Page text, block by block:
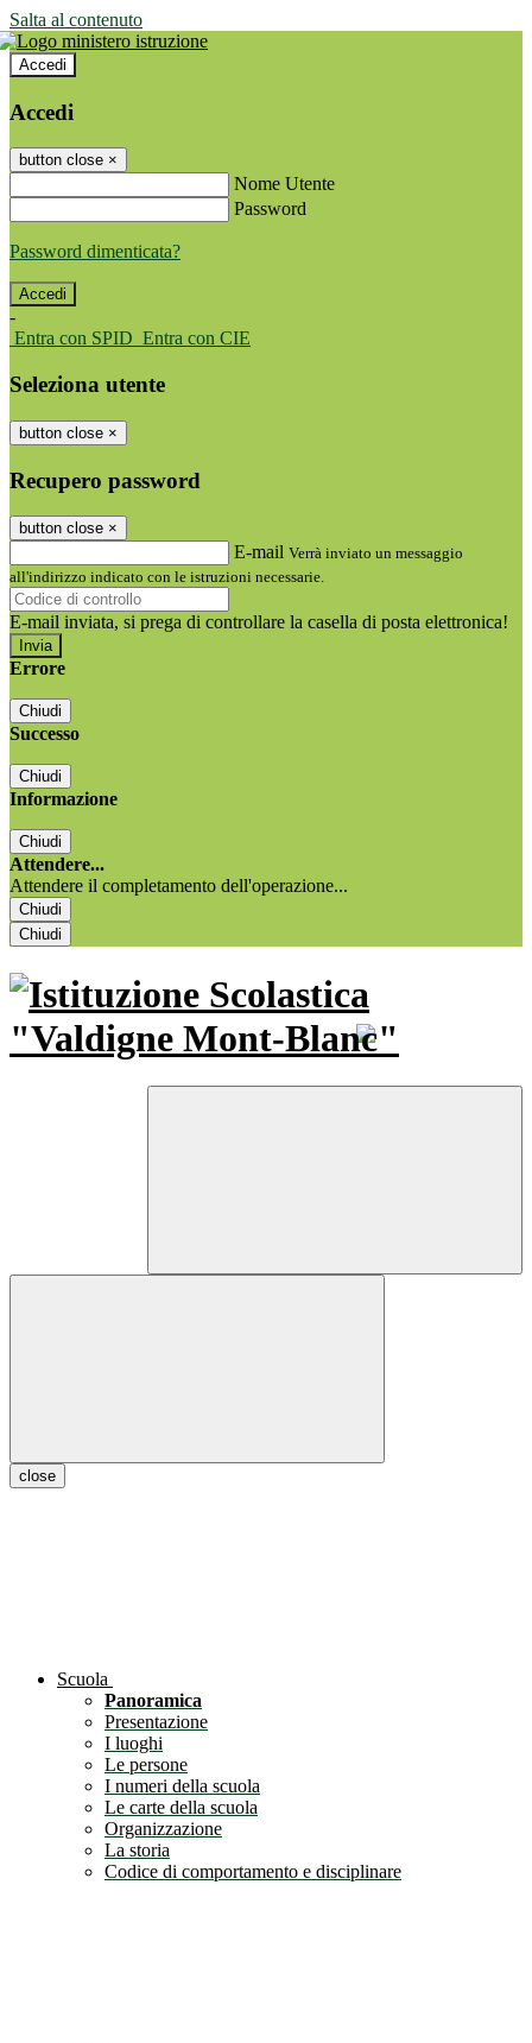
Salta al contenuto
Accedi
Accedi
button close ×
Nome Utente
Password
Password dimenticata?
-
Entra con SPID Entra con CIE
Seleziona utente
button close ×
Recupero password
button close ×
E-mail Verrà inviato un messaggio
all'indirizzo indicato con le istruzioni necessarie.
E-mail inviata, si prega di controllare la casella di posta elettronica!
Errore
Chiudi
Successo
Chiudi
Informazione
Chiudi
Attendere...
Attendere il completamento dell'operazione...
Chiudi
Chiudi
close
Scuola
Panoramica
Presentazione
I luoghi
Le persone
I numeri della scuola
Le carte della scuola
Organizzazione
La storia
Codice di comportamento e disciplinare